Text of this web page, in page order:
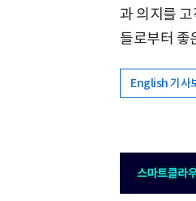
과 의지를
들로부터 좋
English 기사